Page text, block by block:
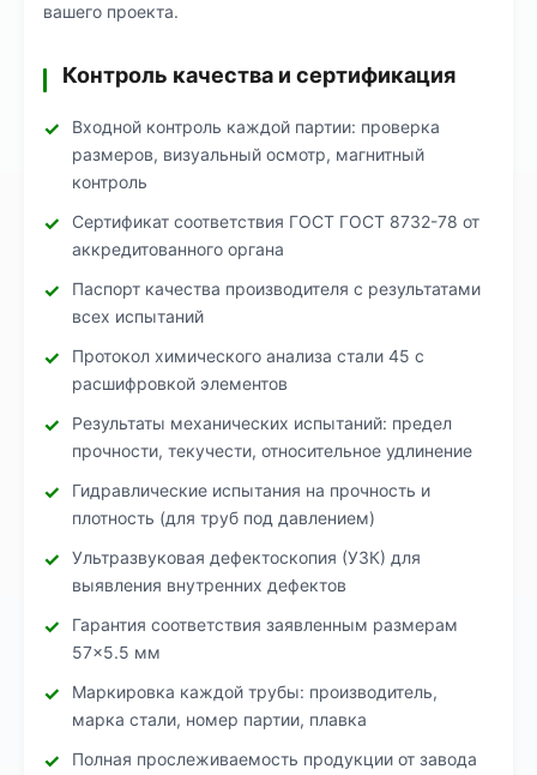
вашего проекта.
Контроль качества и сертификация
Входной контроль каждой партии: проверка
размеров, визуальный осмотр, магнитный
контроль
Сертификат соответствия ГОСТ ГОСТ 8732-78 от
аккредитованного органа
Паспорт качества производителя с результатами
всех испытаний
Протокол химического анализа стали 45 с
расшифровкой элементов
Результаты механических испытаний: предел
прочности, текучести, относительное удлинение
Гидравлические испытания на прочность и
плотность (для труб под давлением)
Ультразвуковая дефектоскопия (УЗК) для
выявления внутренних дефектов
Гарантия соответствия заявленным размерам
57×5.5 мм
Маркировка каждой трубы: производитель,
марка стали, номер партии, плавка
Полная прослеживаемость продукции от завода